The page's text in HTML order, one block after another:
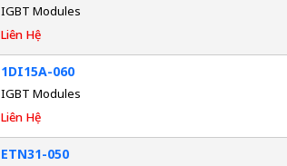
IGBT Modules
Liên Hệ
1DI15A-060
IGBT Modules
Liên Hệ
ETN31-050